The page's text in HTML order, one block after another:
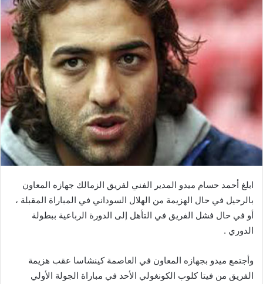
ابلغ أحمد حسام ميدو المدير الفني لفريق الزمالك جهازه المعاون
بالرحيل في حال الهزيمة من الهلال السوداني في المباراة المقبلة ،
أو في حال فشل الفريق في التأهل إلى الدورة الرباعية ببطولة
الدوري .
وأجتمع ميدو بجهازه المعاون في العاصمة كينشاسا عقب هزيمة
الفريق من فيتا كلوب الكونغولي الأحد في مباراة الجولة الأولي